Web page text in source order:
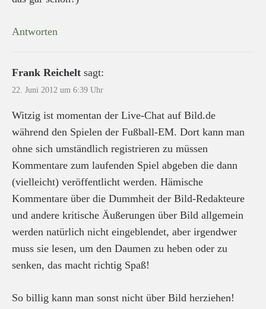
Antworten
Frank Reichelt sagt:
22. Juni 2012 um 6:39 Uhr
Witzig ist momentan der Live-Chat auf Bild.de
während den Spielen der Fußball-EM. Dort kann man
ohne sich umständlich registrieren zu müssen
Kommentare zum laufenden Spiel abgeben die dann
(vielleicht) veröffentlicht werden. Hämische
Kommentare über die Dummheit der Bild-Redakteure
und andere kritische Äußerungen über Bild allgemein
werden natürlich nicht eingeblendet, aber irgendwer
muss sie lesen, um den Daumen zu heben oder zu
senken, das macht richtig Spaß!
So billig kann man sonst nicht über Bild herziehen!